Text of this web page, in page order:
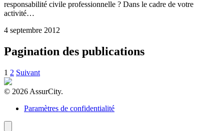
responsabilité civile professionnelle ? Dans le cadre de votre
activité…
4 septembre 2012
Pagination des publications
1 2 Suivant
© 2026 AssurCity.
Paramètres de confidentialité